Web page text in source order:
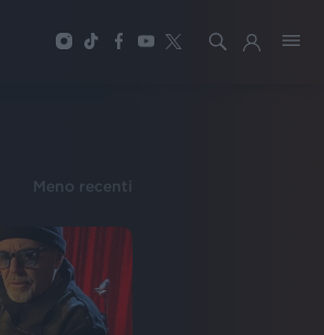
Meno recenti